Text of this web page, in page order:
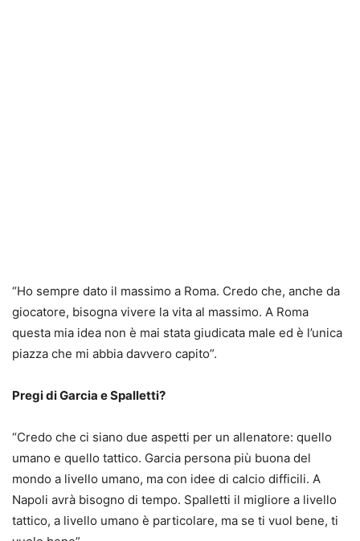
“Ho sempre dato il massimo a Roma. Credo che, anche da
giocatore, bisogna vivere la vita al massimo. A Roma
questa mia idea non è mai stata giudicata male ed è l’unica
piazza che mi abbia davvero capito”.
Pregi di Garcia e Spalletti?
“Credo che ci siano due aspetti per un allenatore: quello
umano e quello tattico. Garcia persona più buona del
mondo a livello umano, ma con idee di calcio difficili. A
Napoli avrà bisogno di tempo. Spalletti il migliore a livello
tattico, a livello umano è particolare, ma se ti vuol bene, ti